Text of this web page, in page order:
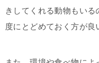
きしてくれる動物もい
度にとどめておく方が良